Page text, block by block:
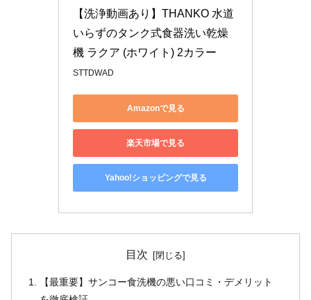
【洗浄動画あり】THANKO 水道
いらずのタンク式食器洗い乾燥
機 ラクア (ホワイト) 2カラー
STTDWAD
Amazonで見る
楽天市場で見る
Yahoo!ショッピングで見る
目次
【最重要】サンコー食洗機の悪い口コミ・デメリット